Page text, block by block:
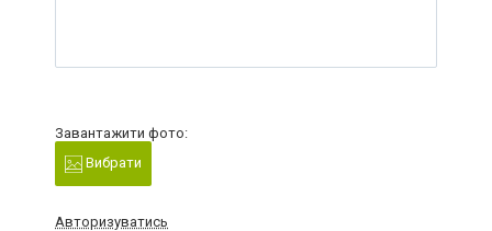
Завантажити фото:
Вибрати
Авторизуватись